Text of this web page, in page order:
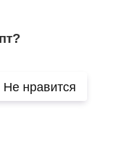
Не нравится